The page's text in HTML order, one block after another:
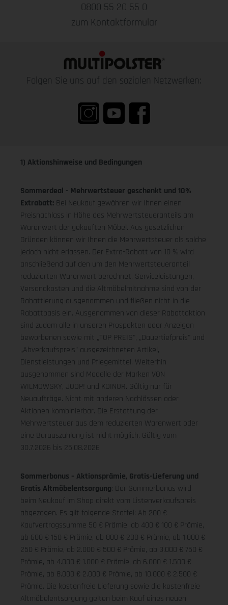
0800 55 20 55 0
zum Kontaktformular
Folgen Sie uns auf den sozialen Netzwerken:
1) Aktionshinweise und Bedingungen
Sommerdeal - Mehrwertsteuer geschenkt und 10%
Extrabatt: Bei Neukauf gewähren wir Ihnen einen
Preisnachlass in Höhe des Mehrwertsteueranteils am
Warenwert der gekauften Möbel. Aus gesetzlichen
Gründen können wir Ihnen die Mehrwertsteuer als solche
jedoch nicht erlassen. Der Extra-Rabatt von 10 % wird
anschließend auf den um den Mehrwertsteueranteil
reduzierten Warenwert berechnet. Serviceleistungen,
Versandkosten und die Altmöbelmitnahme sind von der
Rabattierung ausgenommen und fließen nicht in die
Rabattbasis ein. Ausgenommen von dieser Rabattaktion
sind zudem alle in unseren Prospekten oder Anzeigen
beworbenen sowie mit „TOP PREIS", „Dauertiefpreis" und
„Abverkaufspreis" ausgezeichneten Artikel,
Dienstleistungen und Pflegemittel. Weiterhin
ausgenommen sind Modelle der Marken VON
WILMOWSKY, JOOP! und KOINOR. Gültig nur für
Neuaufträge. Nicht mit anderen Nachlässen oder
Aktionen kombinierbar. Die Erstattung der
Mehrwertsteuer aus dem reduzierten Warenwert oder
eine Barauszahlung ist nicht möglich. Gültig vom
30.7.2026 bis 25.08.2026
Sommerbonus – Aktionsprämie, Gratis-Lieferung und
Gratis Altmöbelentsorgung: Der Sommerbonus wird
beim Neukauf im Shop direkt vom Listenverkaufspreis
abgezogen. Es gilt folgende Staffel: Ab 200 €
Kaufvertragssumme 50 € Prämie, ab 400 € 100 € Prämie,
ab 600 € 150 € Prämie, ab 800 € 200 € Prämie, ab 1.000 €
250 € Prämie, ab 2.000 € 500 € Prämie, ab 3.000 € 750 €
Prämie, ab 4.000 € 1.000 € Prämie, ab 6.000 € 1.500 €
Prämie, ab 8.000 € 2.000 € Prämie, ab 10.000 € 2.500 €
Prämie. Die kostenfreie Lieferung sowie die kostenfreie
Altmöbelentsorgung gelten beim Kauf eines neuen